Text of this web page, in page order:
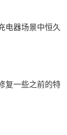
电器场景中恒久
复一些之前的特